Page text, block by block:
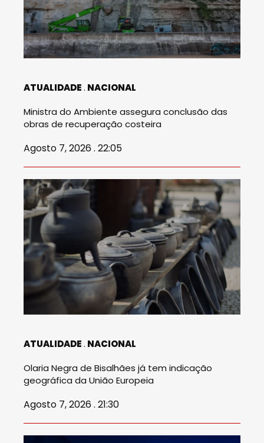
ATUALIDADE NACIONAL
Ministra do Ambiente assegura conclusão das
obras de recuperação costeira
Agosto 7, 2026 . 22:05
ATUALIDADE NACIONAL
Olaria Negra de Bisalhães já tem indicação
geográfica da União Europeia
Agosto 7, 2026 . 21:30